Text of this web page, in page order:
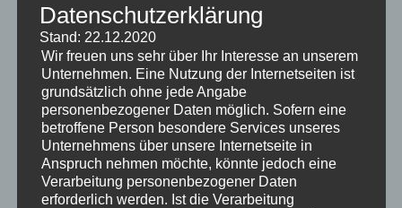
Auf dem Messegelände werden als besondere
Höhepunkte unter anderem die Sonderschau
BioEnergy Wood, die Sonderschau Saatguternte
und Pferderückung sowie eine Spezialausstellung
Weihnachtsbaum zählen. Darüber hinaus werden
die Eigentümer kleinerer Waldflächen im Rahmen
einer Messetour „Technik für den kleinen Wald“ auf
die Anbieter aufmerksam gemacht, die
Entwicklungen zeigen speziell für die
Datenschutzerklärung
Stand: 22.12.2020
Wir freuen uns sehr über Ihr Interesse an unserem
Unternehmen. Eine Nutzung der Internetseiten ist
grundsätzlich ohne jede Angabe
personenbezogener Daten möglich. Sofern eine
betroffene Person besondere Services unseres
Unternehmens über unsere Internetseite in
Anspruch nehmen möchte, könnte jedoch eine
Verarbeitung personenbezogener Daten
erforderlich werden. Ist die Verarbeitung